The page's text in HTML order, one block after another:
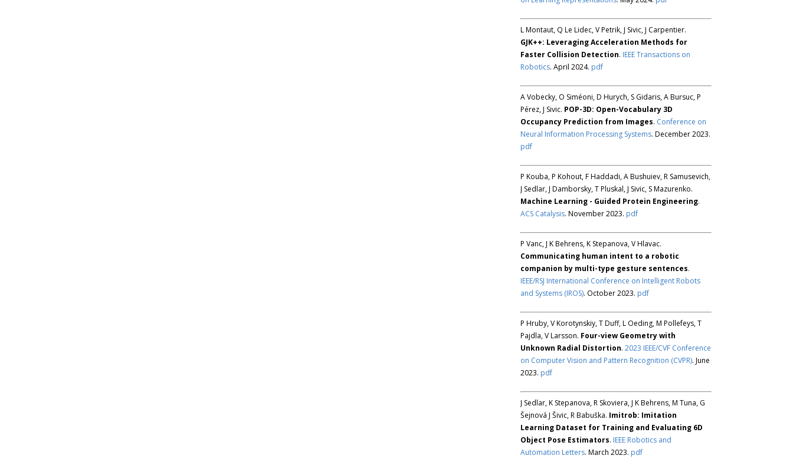
L Montaut, Q Le Lidec, V Petrik, J Sivic, J Carpentier.
GJK++: Leveraging Acceleration Methods for
Faster Collision Detection. IEEE Transactions on
Robotics. April 2024. pdf
A Vobecky, O Siméoni, D Hurych, S Gidaris, A Bursuc, P
Pérez, J Sivic. POP-3D: Open-Vocabulary 3D
Occupancy Prediction from Images. Conference on
Neural Information Processing Systems. December 2023.
pdf
P Kouba, P Kohout, F Haddadi, A Bushuiev, R Samusevich,
J Sedlar, J Damborsky, T Pluskal, J Sivic, S Mazurenko.
Machine Learning - Guided Protein Engineering.
ACS Catalysis. November 2023. pdf
P Vanc, J K Behrens, K Stepanova, V Hlavac.
Communicating human intent to a robotic
companion by multi-type gesture sentences.
IEEE/RSJ International Conference on Intelligent Robots
and Systems (IROS). October 2023. pdf
P Hruby, V Korotynskiy, T Duff, L Oeding, M Pollefeys, T
Pajdla, V Larsson. Four-view Geometry with
Unknown Radial Distortion. 2023 IEEE/CVF Conference
on Computer Vision and Pattern Recognition (CVPR). June
2023. pdf
J Sedlar, K Stepanova, R Skoviera, J K Behrens, M Tuna, G
Šejnová J Šivic, R Babuška. Imitrob: Imitation
Learning Dataset for Training and Evaluating 6D
Object Pose Estimators. IEEE Robotics and
Automation Letters. March 2023. pdf